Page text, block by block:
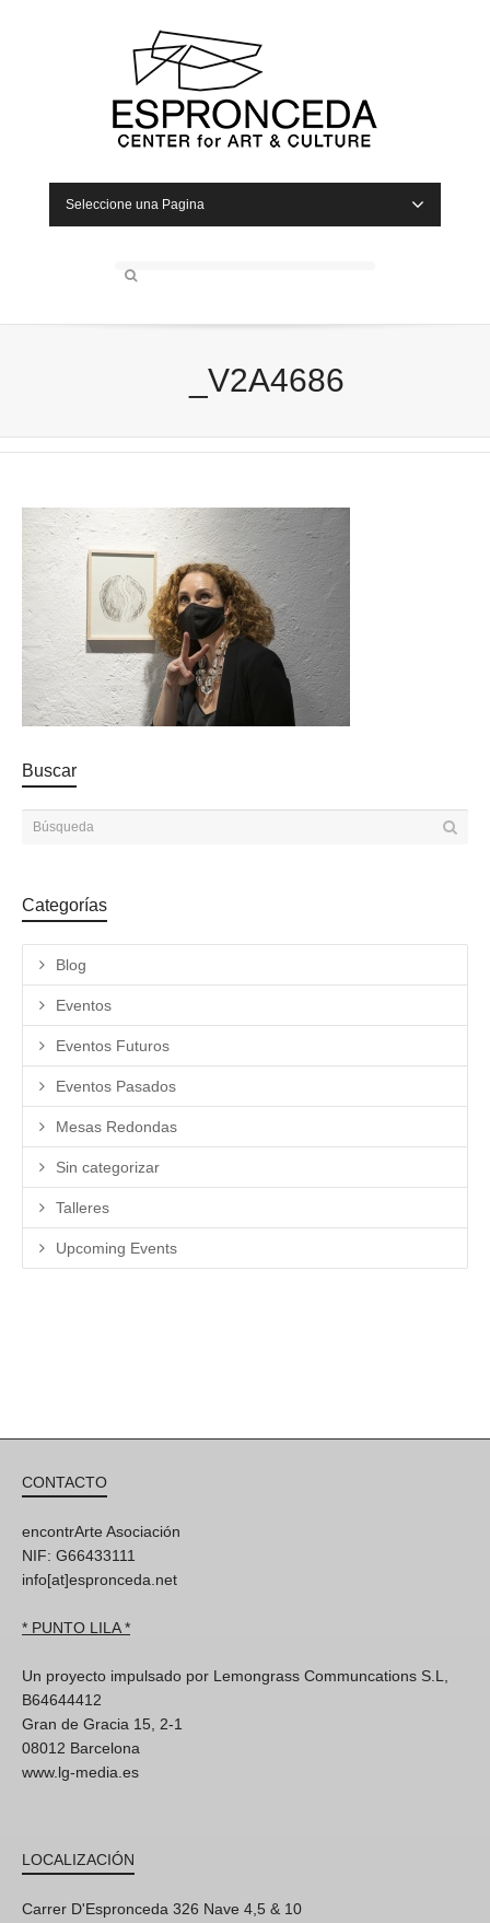
Seleccione una Pagina
_V2A4686
Buscar
Categorías
Blog
Eventos
Eventos Futuros
Eventos Pasados
Mesas Redondas
Sin categorizar
Talleres
Upcoming Events
CONTACTO
encontrArte Asociación
NIF: G66433111
info[at]espronceda.net
* PUNTO LILA *
Un proyecto impulsado por Lemongrass Communcations S.L,
B64644412
Gran de Gracia 15, 2-1
08012 Barcelona
www.lg-media.es
LOCALIZACIÓN
Carrer D'Espronceda 326 Nave 4,5 & 10